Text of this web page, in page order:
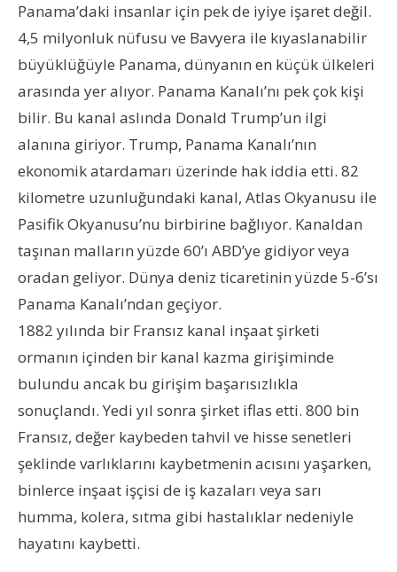
Panama’daki insanlar için pek de iyiye işaret değil.
4,5 milyonluk nüfusu ve Bavyera ile kıyaslanabilir
büyüklüğüyle Panama, dünyanın en küçük ülkeleri
arasında yer alıyor. Panama Kanalı’nı pek çok kişi
bilir. Bu kanal aslında Donald Trump’un ilgi
alanına giriyor. Trump, Panama Kanalı’nın
ekonomik atardamarı üzerinde hak iddia etti. 82
kilometre uzunluğundaki kanal, Atlas Okyanusu ile
Pasifik Okyanusu’nu birbirine bağlıyor. Kanaldan
taşınan malların yüzde 60’ı ABD’ye gidiyor veya
oradan geliyor. Dünya deniz ticaretinin yüzde 5-6’sı
Panama Kanalı’ndan geçiyor.
1882 yılında bir Fransız kanal inşaat şirketi
ormanın içinden bir kanal kazma girişiminde
bulundu ancak bu girişim başarısızlıkla
sonuçlandı. Yedi yıl sonra şirket iflas etti. 800 bin
Fransız, değer kaybeden tahvil ve hisse senetleri
şeklinde varlıklarını kaybetmenin acısını yaşarken,
binlerce inşaat işçisi de iş kazaları veya sarı
humma, kolera, sıtma gibi hastalıklar nedeniyle
hayatını kaybetti.